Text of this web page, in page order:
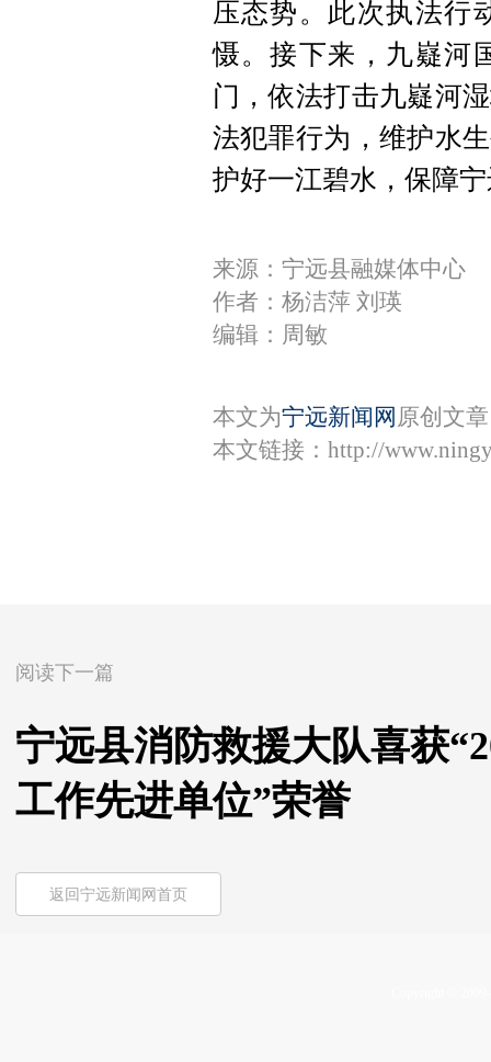
压态势。此次执法行
慑。接下来，九嶷河
门，依法打击九嶷河
法犯罪行为，维护水
护好一江碧水，保障
来源：宁远县融媒体中心
作者：杨洁萍 刘瑛
编辑：周敏
本文为宁远新闻网 原创文
本文链接： http://
阅读下一篇
宁远县消防救援大队喜获
工作先进单位”荣誉
返回宁远新闻网首页